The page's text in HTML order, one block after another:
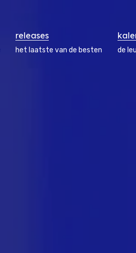
releases
het laatste van de besten de